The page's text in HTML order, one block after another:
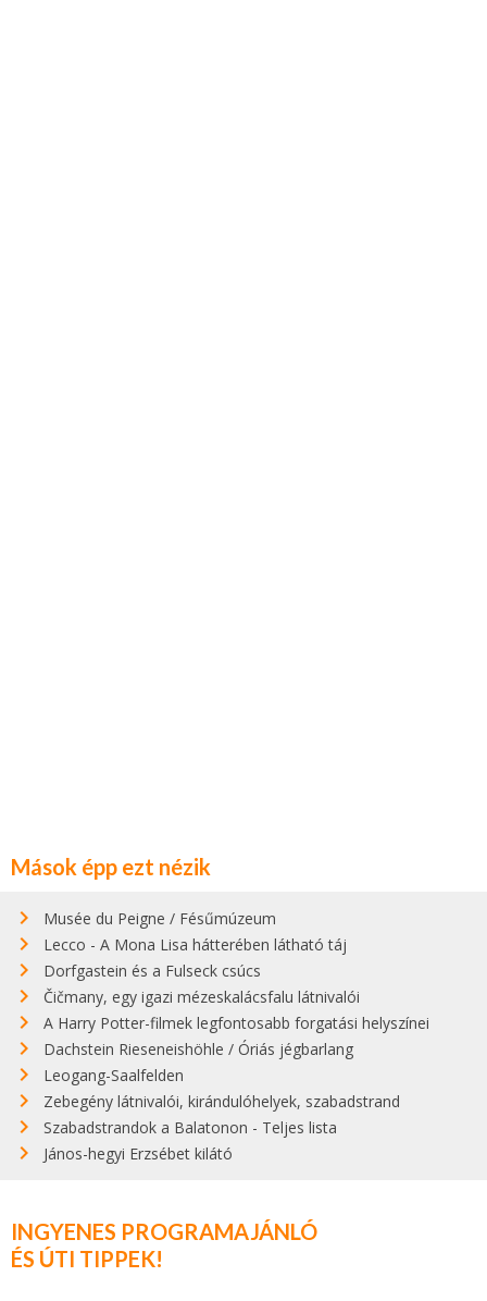
Mások épp ezt nézik
Musée du Peigne / Fésűmúzeum
Lecco - A Mona Lisa hátterében látható táj
Dorfgastein és a Fulseck csúcs
Čičmany, egy igazi mézeskalácsfalu látnivalói
A Harry Potter-filmek legfontosabb forgatási helyszínei
Dachstein Rieseneishöhle / Óriás jégbarlang
Leogang-Saalfelden
Zebegény látnivalói, kirándulóhelyek, szabadstrand
Szabadstrandok a Balatonon - Teljes lista
János-hegyi Erzsébet kilátó
INGYENES PROGRAMAJÁNLÓ
ÉS ÚTI TIPPEK!